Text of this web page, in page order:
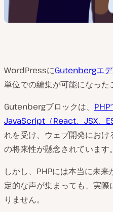
WordPressにGutenbergエ
単位での編集が可能になった
Gutenbergブロックは、 PHP
JavaScript（React、JSX、
れを受け、ウェブ開発にお
の将来性が懸念されています。
しかし、PHPには本当に未
定的な声が集まっても、実
りません。